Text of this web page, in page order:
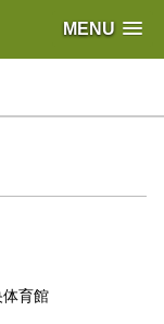
MENU
育館